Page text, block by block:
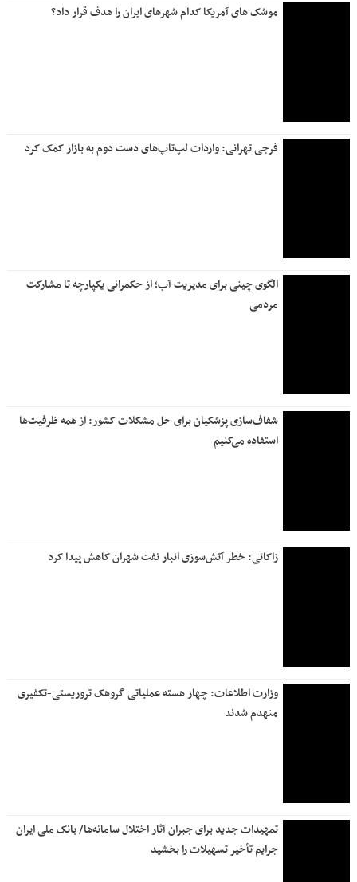
موشک های آمریکا کدام شهرهای ایران را هدف قرار داد؟
فرجی تهرانی: واردات لپ‌تاپ‌های دست دوم به بازار کمک کرد
الگوی چینی برای مدیریت آب؛ از حکمرانی یکپارچه تا مشارکت
مردمی
شفاف‌سازی پزشکیان برای حل مشکلات کشور: از همه ظرفیت‌ها
استفاده می‌کنیم
زاکانی: خطر آتش‌سوزی انبار نفت شهران کاهش پیدا کرد
وزارت اطلاعات: چهار هسته‌ عملیاتی گروهک‌ تروریستی-تکفیری
منهدم شدند
تمهیدات جدید برای جبران آثار اختلال سامانه‌ها/ بانک ملی ایران
جرایم تأخیر تسهیلات را بخشید